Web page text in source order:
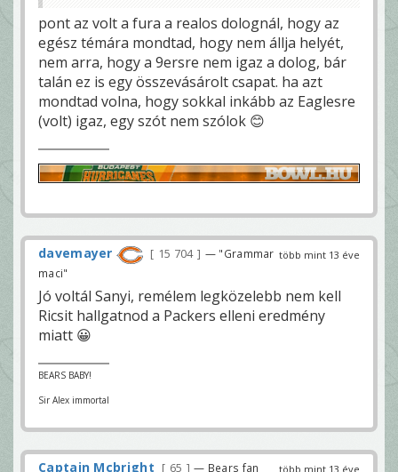
pont az volt a fura a realos dolognál, hogy az
egész témára mondtad, hogy nem állja helyét,
nem arra, hogy a 9ersre nem igaz a dolog, bár
talán ez is egy összevásárolt csapat. ha azt
mondtad volna, hogy sokkal inkább az Eaglesre
(volt) igaz, egy szót nem szólok 😊
több mint 13 éve
davemayer 15 704
— "Grammar
maci"
Jó voltál Sanyi, remélem legközelebb nem kell
Ricsit hallgatnod a Packers elleni eredmény
miatt 😀
BEARS BABY!
Sir Alex immortal
több mint 13 éve
Captain Mcbright 65 — Bears fan